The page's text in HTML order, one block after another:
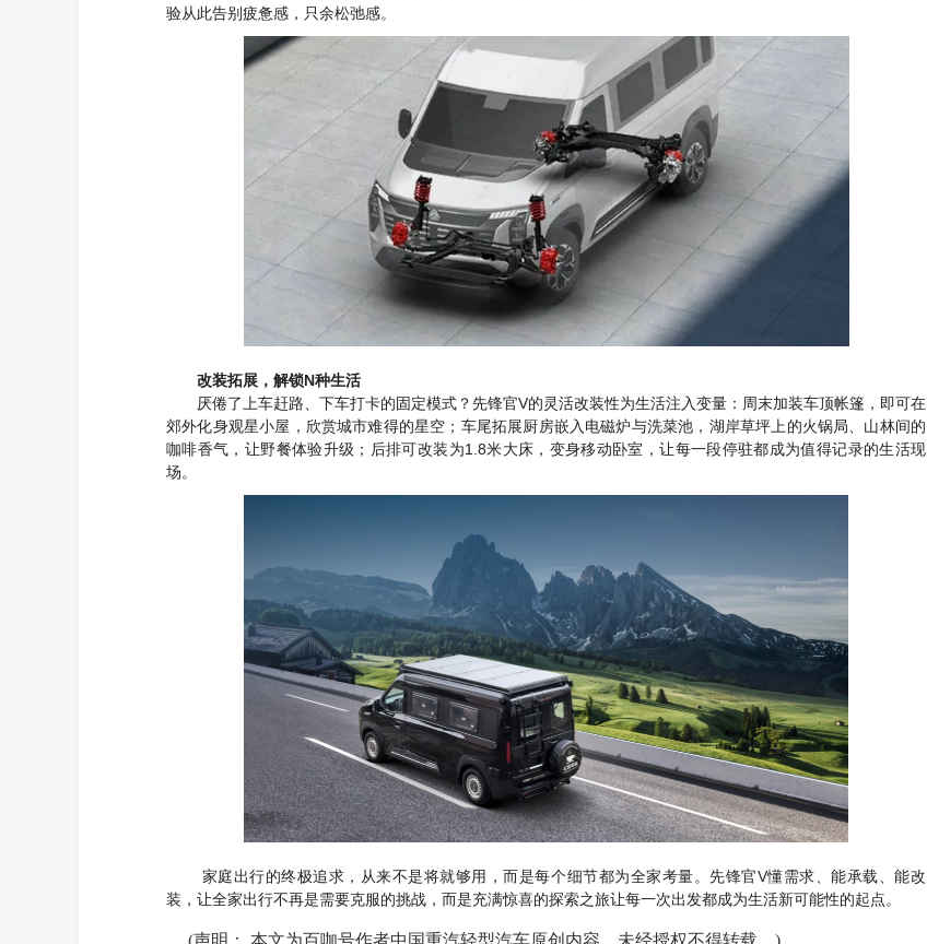
验从此告别疲惫感，只余松弛感。
改装拓展，解锁N种生活
厌倦了上车赶路、下车打卡的固定模式？先锋官V的灵活改装性为生活注入变量：周末加装车顶帐篷，即可在
郊外化身观星小屋，欣赏城市难得的星空；车尾拓展厨房嵌入电磁炉与洗菜池，湖岸草坪上的火锅局、山林间的
咖啡香气，让野餐体验升级；后排可改装为1.8米大床，变身移动卧室，让每一段停驻都成为值得记录的生活现
场。
家庭出行的终极追求，从来不是将就够用，而是每个细节都为全家考量。先锋官V懂需求、能承载、能改
装，让全家出行不再是需要克服的挑战，而是充满惊喜的探索之旅让每一次出发都成为生活新可能性的起点。
(声明： 本文为百咖号作者中国重汽轻型汽车原创内容，未经授权不得转载。)